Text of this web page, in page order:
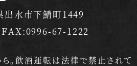
出水市下鯖町1449
67-1222
。飲酒運転は法律で禁止されて